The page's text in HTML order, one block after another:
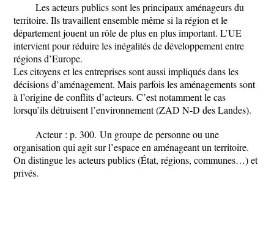
Les acteurs publics sont les principaux aménageurs du
territoire. Ils travaillent ensemble même si la région et le
département jouent un rôle de plus en plus important. L’UE
intervient pour réduire les inégalités de développement entre
régions d’Europe.
Les citoyens et les entreprises sont aussi impliqués dans les
décisions d’aménagement. Mais parfois les aménagements sont
à l’origine deconflits d’acteurs. C’est notamment le cas
lorsqu’ils détruisent l’environnement (ZAD N-D des Landes).
Acteur : p. 300. Un groupe de personne ou une
organisation qui agit sur l’espace en aménageant un territoire.
On distingue les acteurs publics (État, régions, communes…) et
privés.